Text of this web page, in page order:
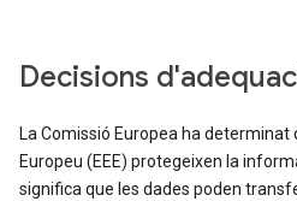
Decisions
La Comissió Europea ha
Europeu (EEE) protegeixen la
significa que les dades poden